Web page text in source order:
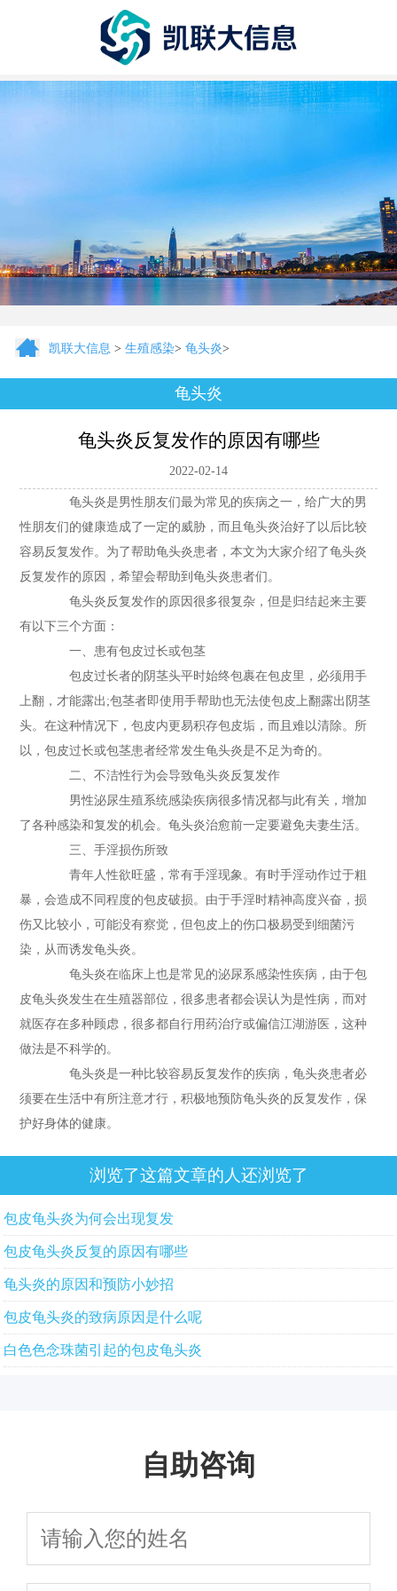
凯联大信息 > 生殖感染> 龟头炎>
龟头炎
龟头炎反复发作的原因有哪些
2022-02-14
龟头炎是男性朋友们最为常见的疾病之一，给广大的男
性朋友们的健康造成了一定的威胁，而且龟头炎治好了以后比较
容易反复发作。为了帮助龟头炎患者，本文为大家介绍了龟头炎
反复发作的原因，希望会帮助到龟头炎患者们。
龟头炎反复发作的原因很多很复杂，但是归结起来主要
有以下三个方面：
一、患有包皮过长或包茎
包皮过长者的阴茎头平时始终包裹在包皮里，必须用手
上翻，才能露出;包茎者即使用手帮助也无法使包皮上翻露出阴茎
头。在这种情况下，包皮内更易积存包皮垢，而且难以清除。所
以，包皮过长或包茎患者经常发生龟头炎是不足为奇的。
二、不洁性行为会导致龟头炎反复发作
男性泌尿生殖系统感染疾病很多情况都与此有关，增加
了各种感染和复发的机会。龟头炎治愈前一定要避免夫妻生活。
三、手淫损伤所致
青年人性欲旺盛，常有手淫现象。有时手淫动作过于粗
暴，会造成不同程度的包皮破损。由于手淫时精神高度兴奋，损
伤又比较小，可能没有察觉，但包皮上的伤口极易受到细菌污
染，从而诱发龟头炎。
龟头炎在临床上也是常见的泌尿系感染性疾病，由于包
皮龟头炎发生在生殖器部位，很多患者都会误认为是性病，而对
就医存在多种顾虑，很多都自行用药治疗或偏信江湖游医，这种
做法是不科学的。
龟头炎是一种比较容易反复发作的疾病，龟头炎患者必
须要在生活中有所注意才行，积极地预防龟头炎的反复发作，保
护好身体的健康。
浏览了这篇文章的人还浏览了
包皮龟头炎为何会出现复发
包皮龟头炎反复的原因有哪些
龟头炎的原因和预防小妙招
包皮龟头炎的致病原因是什么呢
白色色念珠菌引起的包皮龟头炎
自助咨询